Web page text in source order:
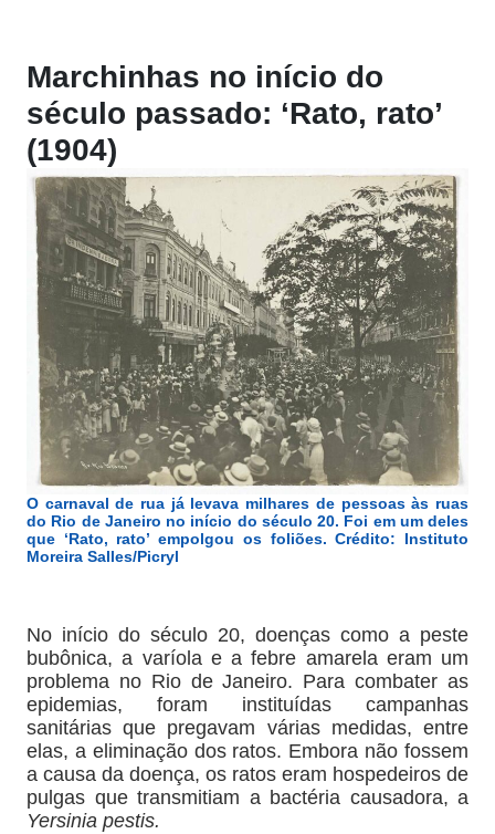
Marchinhas no início do
século passado: ‘Rato, rato’
(1904)
O carnaval de rua já levava milhares de pessoas às ruas
do Rio de Janeiro no início do século 20. Foi em um deles
que ‘Rato, rato’ empolgou os foliões. Crédito: Instituto
Moreira Salles/Picryl
No início do século 20, doenças como a peste
bubônica, a varíola e a febre amarela eram um
problema no Rio de Janeiro. Para combater as
epidemias, foram instituídas campanhas
sanitárias que pregavam várias medidas, entre
elas, a eliminação dos ratos. Embora não fossem
a causa da doença, os ratos eram hospedeiros de
pulgas que transmitiam a bactéria causadora, a
Yersinia pestis.